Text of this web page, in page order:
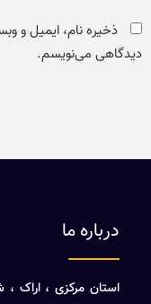
ذخیره نام، ایمیل و
دیدگاهی می‌نویسم.
درباره ما
استان مرکزی ، اراک ،